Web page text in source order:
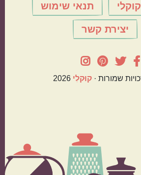
תנאי שימוש
יצירת קשר
שמורות ·קוּקלִי 2026